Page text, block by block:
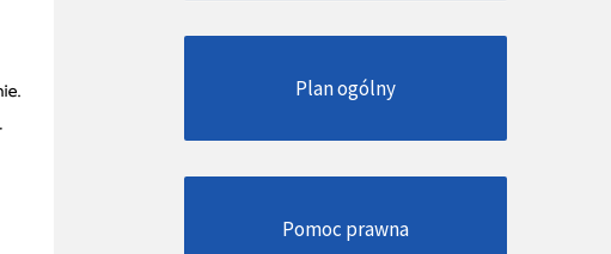
Plan ogólny
Pomoc prawna